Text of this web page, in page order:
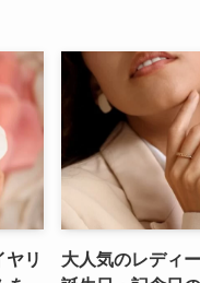
ヤリ
大人気のレディ